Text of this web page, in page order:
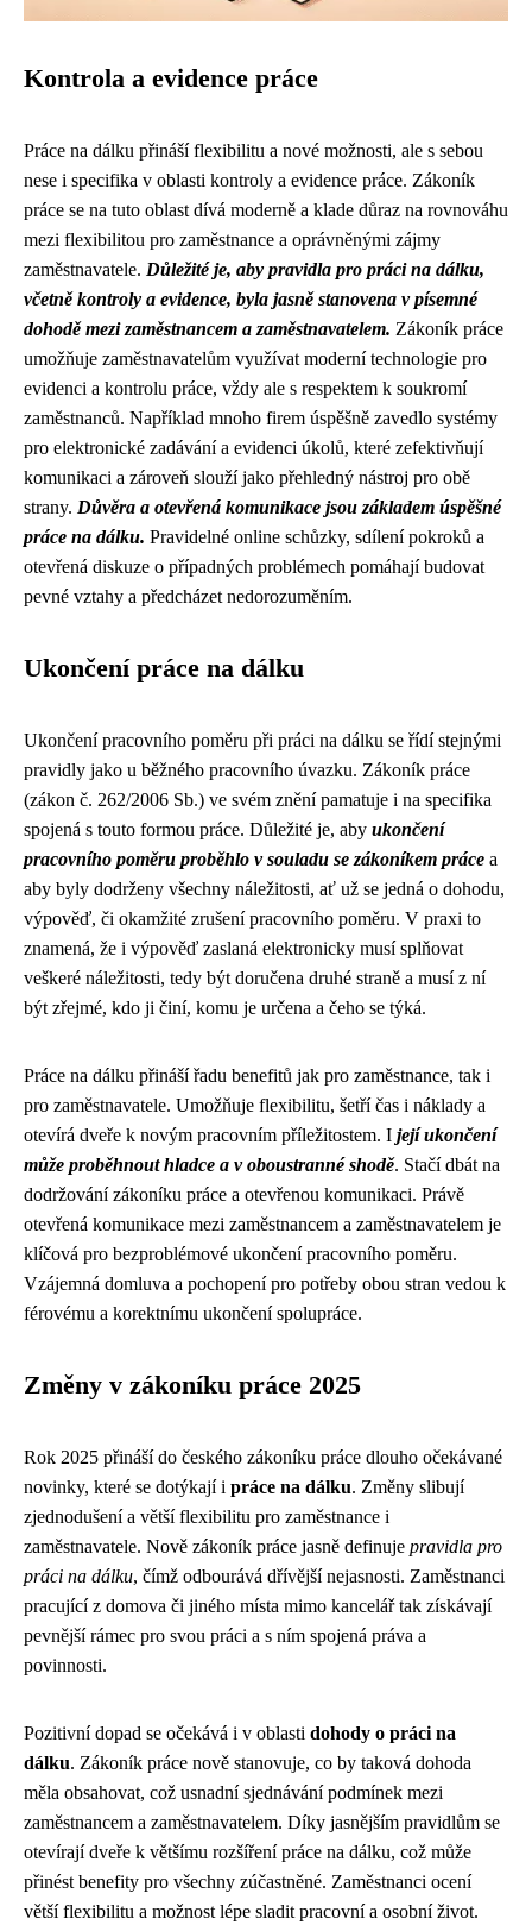
Kontrola a evidence práce
Práce na dálku přináší flexibilitu a nové možnosti, ale s sebou
nese i specifika v oblasti kontroly a evidence práce. Zákoník
práce se na tuto oblast dívá moderně a klade důraz na rovnováhu
mezi flexibilitou pro zaměstnance a oprávněnými zájmy
zaměstnavatele. Důležité je, aby pravidla pro práci na dálku,
včetně kontroly a evidence, byla jasně stanovena v písemné
dohodě mezi zaměstnancem a zaměstnavatelem. Zákoník práce
umožňuje zaměstnavatelům využívat moderní technologie pro
evidenci a kontrolu práce, vždy ale s respektem k soukromí
zaměstnanců. Například mnoho firem úspěšně zavedlo systémy
pro elektronické zadávání a evidenci úkolů, které zefektivňují
komunikaci a zároveň slouží jako přehledný nástroj pro obě
strany. Důvěra a otevřená komunikace jsou základem úspěšné
práce na dálku. Pravidelné online schůzky, sdílení pokroků a
otevřená diskuze o případných problémech pomáhají budovat
pevné vztahy a předcházet nedorozuměním.
Ukončení práce na dálku
Ukončení pracovního poměru při práci na dálku se řídí stejnými
pravidly jako u běžného pracovního úvazku. Zákoník práce
(zákon č. 262/2006 Sb.) ve svém znění pamatuje i na specifika
spojená s touto formou práce. Důležité je, aby ukončení
pracovního poměru proběhlo v souladu se zákoníkem práce a
aby byly dodrženy všechny náležitosti, ať už se jedná o dohodu,
výpověď, či okamžité zrušení pracovního poměru. V praxi to
znamená, že i výpověď zaslaná elektronicky musí splňovat
veškeré náležitosti, tedy být doručena druhé straně a musí z ní
být zřejmé, kdo ji činí, komu je určena a čeho se týká.
Práce na dálku přináší řadu benefitů jak pro zaměstnance, tak i
pro zaměstnavatele. Umožňuje flexibilitu, šetří čas i náklady a
otevírá dveře k novým pracovním příležitostem. I její ukončení
může proběhnout hladce a v oboustranné shodě. Stačí dbát na
dodržování zákoníku práce a otevřenou komunikaci. Právě
otevřená komunikace mezi zaměstnancem a zaměstnavatelem je
klíčová pro bezproblémové ukončení pracovního poměru.
Vzájemná domluva a pochopení pro potřeby obou stran vedou k
férovému a korektnímu ukončení spolupráce.
Změny v zákoníku práce 2025
Rok 2025 přináší do českého zákoníku práce dlouho očekávané
novinky, které se dotýkají i práce na dálku. Změny slibují
zjednodušení a větší flexibilitu pro zaměstnance i
zaměstnavatele. Nově zákoník práce jasně definuje pravidla pro
práci na dálku, čímž odbourává dřívější nejasnosti. Zaměstnanci
pracující z domova či jiného místa mimo kancelář tak získávají
pevnější rámec pro svou práci a s ním spojená práva a
povinnosti.
Pozitivní dopad se očekává i v oblasti dohody o práci na
dálku. Zákoník práce nově stanovuje, co by taková dohoda
měla obsahovat, což usnadní sjednávání podmínek mezi
zaměstnancem a zaměstnavatelem. Díky jasnějším pravidlům se
otevírají dveře k většímu rozšíření práce na dálku, což může
přinést benefity pro všechny zúčastněné. Zaměstnanci ocení
větší flexibilitu a možnost lépe sladit pracovní a osobní život.